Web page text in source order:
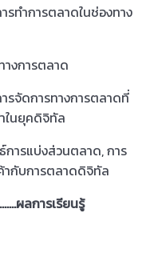
รทำการตลาดในช่องทาง
งการตลาด
รจัดการทางการตลาดที่
ในยุคดิจิทัล
การแบ่งส่วนตลาด, การ
ากับการตลาดดิจิทัล
ผลการเรียนรู้